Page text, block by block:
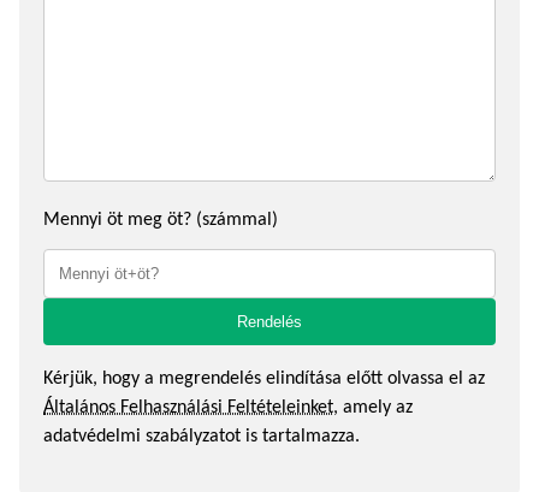
Mennyi öt meg öt? (számmal)
Kérjük, hogy a megrendelés elindítása előtt olvassa el az
Általános Felhasználási Feltételeinket, amely az
adatvédelmi szabályzatot is tartalmazza.